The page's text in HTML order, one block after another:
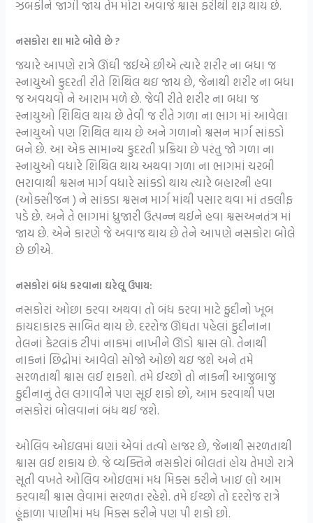
ઝબકીને જાગી જાય તેમ મોટા અવાજે શ્વાસ ફરીથી શરૂ થાય છે.
નસકોરા શા માટે બોલે છે ?
જયારે આપણે રાત્રે ઊંઘી જઈએ છીએ ત્યારે શરીર ના બધા જ
સ્નાયુઓ કુદરતી રીતે શિથિલ થઇ જાય છે, જેનાથી શરીર ના બધા
જ અવયવો ને આરામ મળે છે. જેવી રીતે શરીર ના બધા જ
સ્નાયુઓ શિથિલ થાય છે તેવી જ રીતે ગળા ના ભાગ માં આવેલા
સ્નાયુઓ પણ શિથિલ થાય છે અને ગળાનો શ્વસન માર્ગ સાંકડો
બને છે. આ એક સામાન્ય કુદરતી પ્રક્રિયા છે પરંતુ જો ગળા ના
સ્નાયુઓ વધારે શિથિલ થાય અથવા ગળા ના ભાગમાં ચરબી
ભરાવાથી શ્વસન માર્ગ વધારે સાંકડો થાય ત્યારે બહારની હવા
(ઓક્સીજન ) ને સાંકડા શ્વસન માર્ગ માંથી પસાર થવા માં તકલીફ
પડે છે. અને તે ભાગમાં ધ્રુજારી ઉત્પન્ન થઈને હવા શ્વસઅનતંત્ર માં
જાય છે. એને કારણે જે અવાજ થાય છે તેને આપણે નસકોરા બોલે
છે છીએ.
નસકોરાં બંધ કરવાના ઘરેલૂ ઉપાય:
નસકોરાં ઓછા કરવા અથવા તો બંધ કરવા માટે ફુદીનો ખૂબ
ફાયદાકારક સાબિત થાય છે. દરરોજ ઊંઘતા પહેલાં ફુદીનાના
તેલનાં કેટલાંક ટીપાં નાકમાં નાખીને ઊંડો શ્વાસ લો. તેનાથી
નાકનાં છિદ્રોમાં આવેલો સોજો ઓછો થઇ જશે અને તમે
સરળતાથી શ્વાસ લઈ શકશો. તમે ઈચ્છો તો નાકની આજુબાજુ
ફુદીનાનું તેલ લગાવીને પણ સૂઈ શકો છો, આમ કરવાથી પણ
નસકોરાં બોલવાનાં બંધ થઈ જશે.
ઓલિવ ઓઇલમાં ઘણાં એવાં તત્વો હાજર છે, જેનાથી સરળતાથી
શ્વાસ લઈ શકાય છે. જે વ્યક્તિને નસકોરાં બોલતાં હોય તેમણે રાત્રે
સૂતી વખતે ઓલિવ ઓઇલમાં મધ મિક્સ કરીને ખાઇ લો આમ
કરવાથી શ્વાસ લેવામાં સરળતા રહેશે. તમે ઈચ્છો તો દરરોજ રાત્રે
હૂંફાળા પાણીમાં મધ મિક્સ કરીને પણ પી શકો છો.